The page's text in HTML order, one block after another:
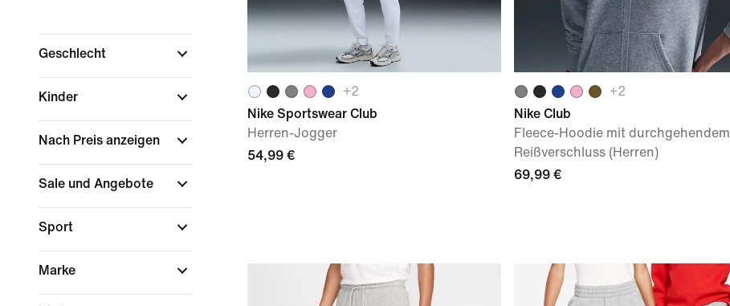
Geschlecht
Kinder
Nach Preis anzeigen
Sale und Angebote
Sport
Marke
+2
Nike Sportswear Club
Herren-Jogger
54,99 €
+2
Nike Club
Fleece-Hoodie mit durchgehendem
Reißverschluss (Herren)
69,99 €